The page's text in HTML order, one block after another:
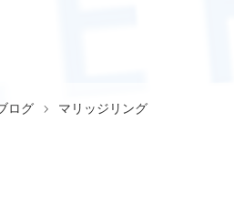
ログ マリッジリング